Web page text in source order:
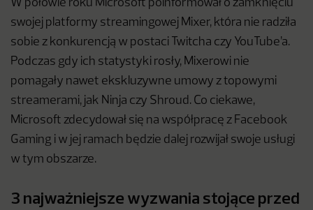
W połowie roku Microsoft poinformował o zamknięciu
swojej platformy streamingowej Mixer, która nie radziła
sobie z konkurencją w postaci Twitcha czy YouTube’a.
Podczas gdy ich statystyki rosły, Mixerowi nie
pomagały nawet ekskluzywne umowy z topowymi
streamerami, jak Ninja czy Shroud. Co ciekawe,
Microsoft zdecydował się na współpracę z Facebook
Gaming i w jej ramach będzie dalej rozwijał swoje usługi
w tym obszarze.
3 najważniejsze wyzwania stojące przed